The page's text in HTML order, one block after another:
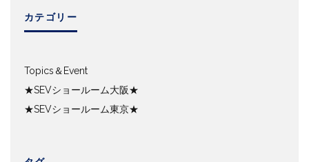
カテゴリー
Topics＆Event
★SEVショールーム大阪★
★SEVショールーム東京★